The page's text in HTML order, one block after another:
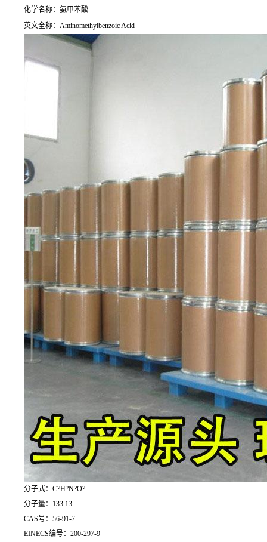
化学名称：氨甲苯酸
英文全称：Aminomethylbenzoic Acid
分子式：C?H?N?O?
分子量：133.13
CAS号：56-91-7
EINECS编号：200-297-9